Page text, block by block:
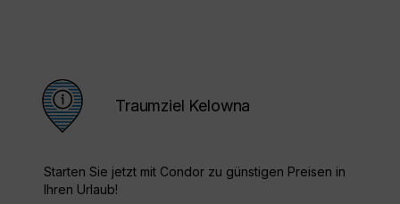
Traumziel Kelowna
Starten Sie jetzt mit Condor zu günstigen Preisen in
Ihren Urlaub!